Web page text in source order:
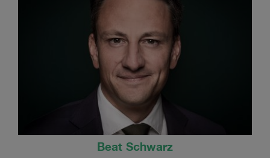
Beat Schwarz